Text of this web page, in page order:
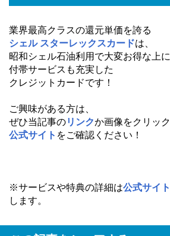
業界最高クラスの還元単価を誇る
シェル スターレックスカードは、
昭和シェル石油利用で大変お得な上に
付帯サービスも充実した
クレジットカードです！
ご興味がある方は、
ぜひ当記事のリンクか画像をクリック
公式サイト をご確認ください！
※サービスや特典の詳細は公式サイト
します。